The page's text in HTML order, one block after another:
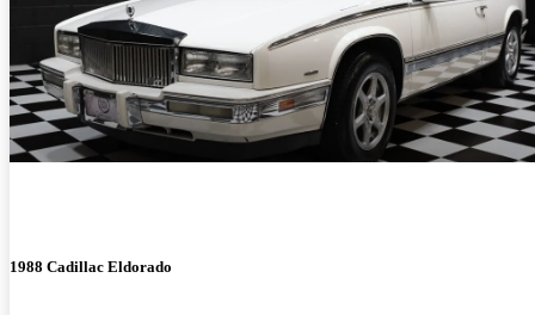
1988 Cadillac Eldorado